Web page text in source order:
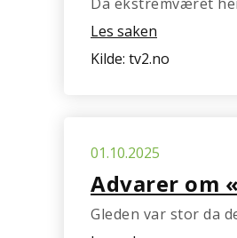
Les saken
Kilde: tv2.no
01.10.2025
Advarer om
Gleden var stor da